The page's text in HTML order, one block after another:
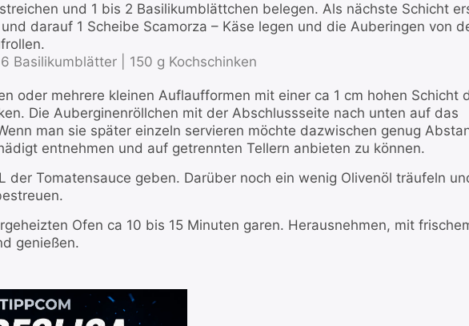
und 1 bis 2 Basilikumblättchen belegen. Als nächste Schicht
darauf 1 Scheibe Scamorza – Käse legen und die Auberingen von
Basilikumblätter | 150 g Kochschinken
oder mehrere kleinen Auflaufformen mit einer ca 1 cm hohen Schicht
Die Auberginenröllchen mit der Abschlussseite nach unten auf das
man sie später einzeln servieren möchte dazwischen genug
entnehmen und auf getrennten Tellern anbieten zu können.
der Tomatensauce geben. Darüber noch ein wenig Olivenöl träufeln
Ofen ca 10 bis 15 Minuten garen. Herausnehmen, mit
genießen.